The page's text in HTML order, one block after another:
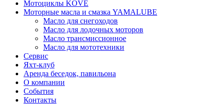
Мотоциклы KOVE
Моторные масла и смазка YAMALUBE
Масло для снегоходов
Масло для лодочных моторов
Масло трансмиссионное
Масло для мототехники
Сервис
Яхт-клуб
Аренда беседок, павильона
О компании
События
Контакты